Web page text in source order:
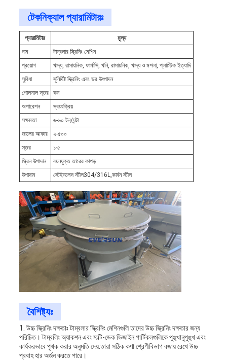
টেকনিক্যাল প্যারামিটারঃ
প্যারামিটার
মূল্য
নাম
টাম্বলার স্ক্রিনিং মেশিন
প্রয়োগ
খাদ্য, রাসায়নিক, ফার্মাসি, খনি, রাসায়নিক, খাদ্য ও মশলা, প্লাস্টিক ইত্যাদি
সুবিধা
সুনির্দিষ্ট স্ক্রিনিং এবং ভর উৎপাদন
গোলমাল স্তর
কম
অপারেশন
স্বয়ংক্রিয়
সক্ষমতা
৬-৬০ টন/ঘন্টা
জালের আকার
২-৫০০
স্তর
১-৫
স্ক্রিন উপাদান
বয়নযুক্ত তারের কাপড়
উপাদান
স্টেইনলেস স্টীল304/316L,কার্বন স্টীল
বৈশিষ্ট্যঃ
1. উচ্চ স্ক্রিনিং দক্ষতাঃ টাম্বলার স্ক্রিনিং মেশিনগুলি তাদের উচ্চ স্ক্রিনিং দক্ষতার জন্য
পরিচিত। টাম্বলিং অ্যাকশন এবং মাল্টি-ডেক ডিজাইন পার্টিকলগুলিকে পুঙ্খানুপুঙ্খ এবং
কার্যকরভাবে পৃথক করার অনুমতি দেয়.তারা সঠিক কণা শ্রেণীবিভাগ বজায় রেখে উচ্চ
প্রবাহ হার অর্জন করতে পারে।